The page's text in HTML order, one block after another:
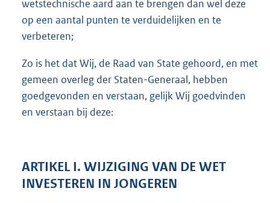
wetstechnische aard aan te brengen dan wel deze
op een aantal punten te verduidelijken en te
verbeteren;
Zo is het dat Wij, de Raad van State gehoord, en met
gemeen overleg der Staten-Generaal, hebben
goedgevonden en verstaan, gelijk Wij goedvinden
en verstaan bij deze:
ARTIKEL I. WIJZIGING VAN DE WET
INVESTEREN IN JONGEREN